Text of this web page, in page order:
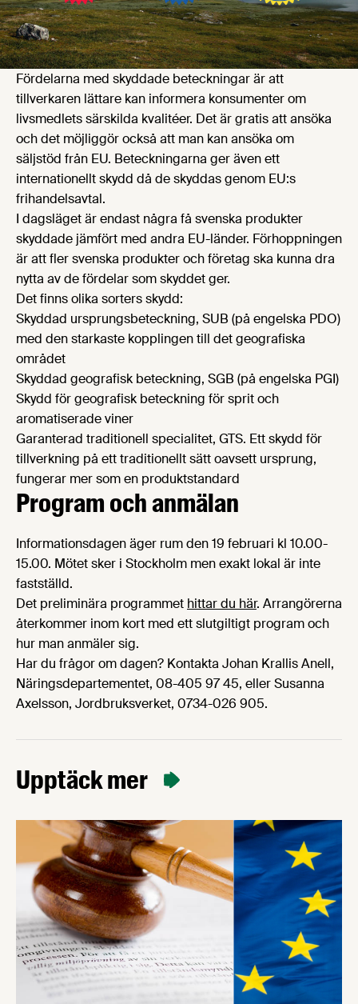
Fördelarna med skyddade beteckningar är att
tillverkaren lättare kan informera konsumenter om
livsmedlets särskilda kvalitéer. Det är gratis att ansöka
och det möjliggör också att man kan ansöka om
säljstöd från EU. Beteckningarna ger även ett
internationellt skydd då de skyddas genom EU:s
frihandelsavtal.
I dagsläget är endast några få svenska produkter
skyddade jämfört med andra EU-länder. Förhoppningen
är att fler svenska produkter och företag ska kunna dra
nytta av de fördelar som skyddet ger.
Det finns olika sorters skydd:
Skyddad ursprungsbeteckning, SUB (på engelska PDO)
med den starkaste kopplingen till det geografiska
området
Skyddad geografisk beteckning, SGB (på engelska PGI)
Skydd för geografisk beteckning för sprit och
aromatiserade viner
Garanterad traditionell specialitet, GTS. Ett skydd för
tillverkning på ett traditionellt sätt oavsett ursprung,
fungerar mer som en produktstandard
Program och anmälan
Informationsdagen äger rum den 19 februari kl 10.00-
15.00. Mötet sker i Stockholm men exakt lokal är inte
fastställd.
Det preliminära programmet hittar du här. Arrangörerna
återkommer inom kort med ett slutgiltigt program och
hur man anmäler sig.
Har du frågor om dagen? Kontakta Johan Krallis Anell,
Näringsdepartementet, 08-405 97 45, eller Susanna
Axelsson, Jordbruksverket, 0734-026 905.
Upptäck mer